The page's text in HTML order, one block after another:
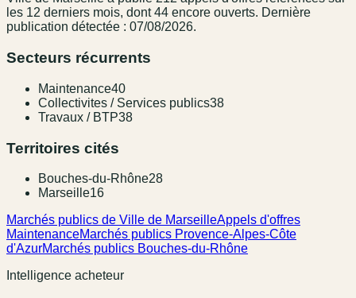
les 12 derniers mois, dont 44 encore ouverts. Dernière
publication détectée : 07/08/2026.
Secteurs récurrents
Maintenance40
Collectivites / Services publics38
Travaux / BTP38
Territoires cités
Bouches-du-Rhône28
Marseille16
Marchés publics de Ville de MarseilleAppels d'offres
MaintenanceMarchés publics Provence-Alpes-Côte
d'AzurMarchés publics Bouches-du-Rhône
Intelligence acheteur